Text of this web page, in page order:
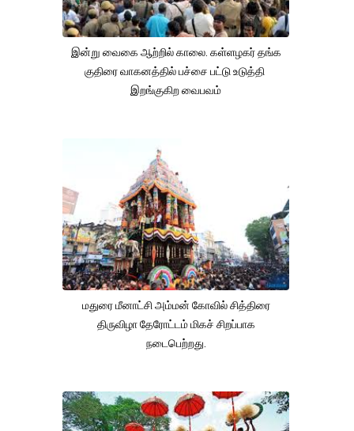
இன்று வைகை ஆற்றில் காலை. கள்ளழகர் தங்க
குதிரை வாகனத்தில் பச்சை பட்டு உடுத்தி
இறங்குகிற வைபவம்
மதுரை மீனாட்சி அம்மன் கோவில் சித்திரை
திருவிழா தேரோட்டம் மிகச் சிறப்பாக
நடைபெற்றது.